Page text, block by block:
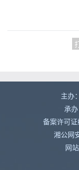
主办
承
备案许可
湘公网
网